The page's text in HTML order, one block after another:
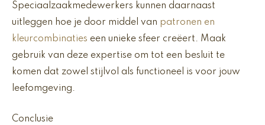
Speciaalzaakmedewerkers kunnen daarnaast
uitleggen hoe je door middel van patronen en
kleurcombinaties een unieke sfeer creëert. Maak
gebruik van deze expertise om tot een besluit te
komen dat zowel stijlvol als functioneel is voor jouw
leefomgeving.
Conclusie